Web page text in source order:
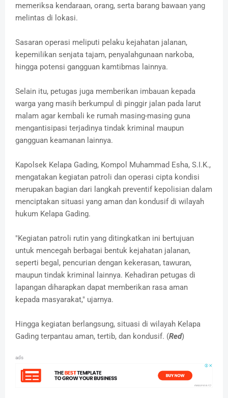
memeriksa kendaraan, orang, serta barang bawaan yang
melintas di lokasi.
Sasaran operasi meliputi pelaku kejahatan jalanan,
kepemilikan senjata tajam, penyalahgunaan narkoba,
hingga potensi gangguan kamtibmas lainnya.
Selain itu, petugas juga memberikan imbauan kepada
warga yang masih berkumpul di pinggir jalan pada larut
malam agar kembali ke rumah masing-masing guna
mengantisipasi terjadinya tindak kriminal maupun
gangguan keamanan lainnya.
Kapolsek Kelapa Gading, Kompol Muhammad Esha, S.I.K.,
mengatakan kegiatan patroli dan operasi cipta kondisi
merupakan bagian dari langkah preventif kepolisian dalam
menciptakan situasi yang aman dan kondusif di wilayah
hukum Kelapa Gading.
"Kegiatan patroli rutin yang ditingkatkan ini bertujuan
untuk mencegah berbagai bentuk kejahatan jalanan,
seperti begal, pencurian dengan kekerasan, tawuran,
maupun tindak kriminal lainnya. Kehadiran petugas di
lapangan diharapkan dapat memberikan rasa aman
kepada masyarakat," ujarnya.
Hingga kegiatan berlangsung, situasi di wilayah Kelapa
Gading terpantau aman, tertib, dan kondusif. (Red)
ads